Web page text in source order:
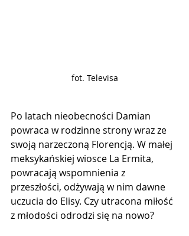
fot. Televisa
Po latach nieobecności Damian
powraca w rodzinne strony wraz ze
swoją narzeczoną Florencją. W małej
meksykańskiej wiosce La Ermita,
powracają wspomnienia z
przeszłości, odżywają w nim dawne
uczucia do Elisy. Czy utracona miłość
z młodości odrodzi się na nowo?